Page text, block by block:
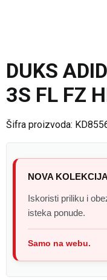
DUKS
3S FL FZ
Šifra proizvoda:
NOVA
Iskoristi priliku i
isteka ponude.
Samo na webu.